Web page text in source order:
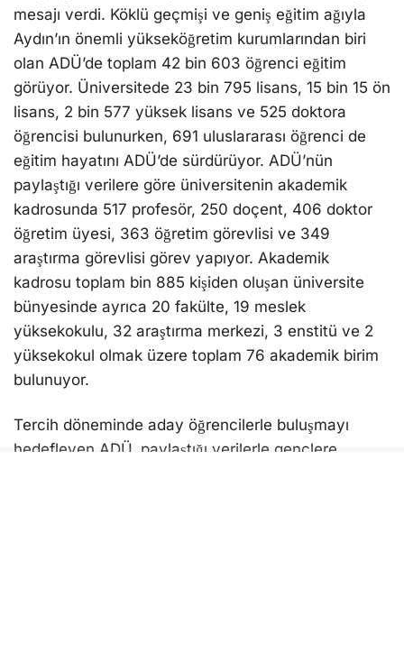
mesajı verdi. Köklü geçmişi ve geniş eğitim ağıyla
Aydın’ın önemli yükseköğretim kurumlarından biri
olan ADÜ’de toplam 42 bin 603 öğrenci eğitim
görüyor. Üniversitede 23 bin 795 lisans, 15 bin 15 ön
lisans, 2 bin 577 yüksek lisans ve 525 doktora
öğrencisi bulunurken, 691 uluslararası öğrenci de
eğitim hayatını ADÜ’de sürdürüyor. ADÜ’nün
paylaştığı verilere göre üniversitenin akademik
kadrosunda 517 profesör, 250 doçent, 406 doktor
öğretim üyesi, 363 öğretim görevlisi ve 349
araştırma görevlisi görev yapıyor. Akademik
kadrosu toplam bin 885 kişiden oluşan üniversite
bünyesinde ayrıca 20 fakülte, 19 meslek
yüksekokulu, 32 araştırma merkezi, 3 enstitü ve 2
yüksekokul olmak üzere toplam 76 akademik birim
bulunuyor.
Tercih döneminde aday öğrencilerle buluşmayı
hedefleyen ADÜ, paylaştığı verilerle gençlere